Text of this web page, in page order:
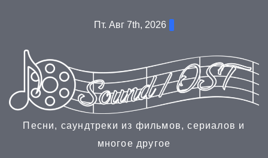
Пт. Авг 7th, 2026
Песни, саундтреки из фильмов, сериалов и
многое другое